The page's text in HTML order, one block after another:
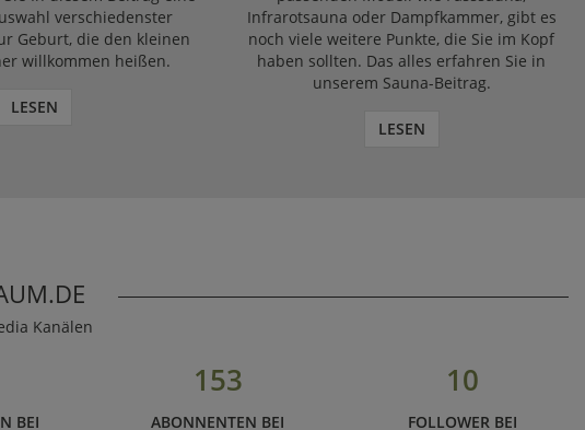
verschiedenster
Geburt, die den kleinen
willkommen heißen.
LESEN
Infrarotsauna oder Dampfkammer, gibt es
noch viele weitere Punkte, die Sie im Kopf
haben sollten. Das alles erfahren Sie in
unserem Sauna-Beitrag.
LESEN
Kanälen
BEI
153
ABONNENTEN BEI
10
FOLLOWER BEI